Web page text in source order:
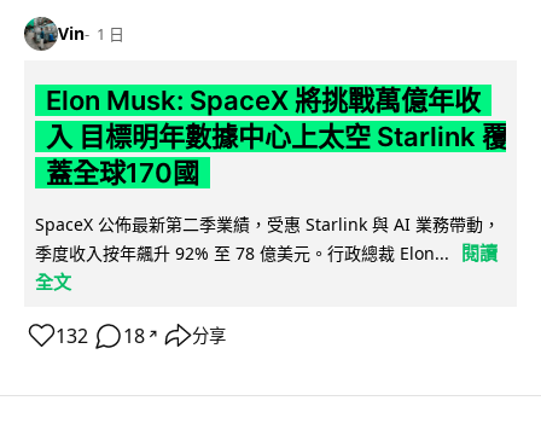
Vin 1 日
Elon Musk: SpaceX 將挑戰萬億年收
入 目標明年數據中心上太空 Starlink 覆
蓋全球170國
SpaceX 公佈最新第二季業績，受惠 Starlink 與 AI 業務帶動，
季度收入按年飆升 92% 至 78 億美元。行政總裁 Elon...
閱讀
全文
132 18 ↗ 分享